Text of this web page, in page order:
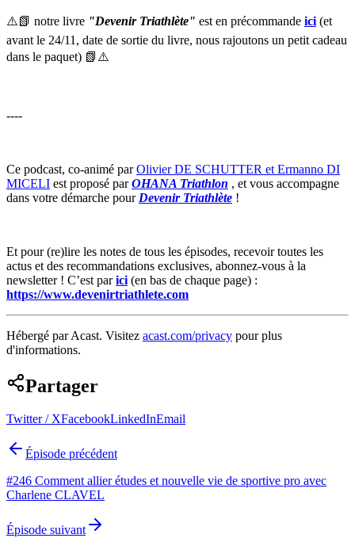
⚠️📗 notre livre "Devenir Triathlète" est en précommande ici (et
avant le 24/11, date de sortie du livre, nous rajoutons un petit cadeau
dans le paquet) 📗⚠️
----
Ce podcast, co-animé parOlivier DE SCHUTTER et Ermanno DI
MICELI est proposé parOHANA Triathlon , et vous accompagne
dans votre démarche pour Devenir Triathlète !
Et pour (re)lire les notes de tous les épisodes, recevoir toutes les
actus et des recommandations exclusives, abonnez-vous à la
newsletter ! C’est parici (en bas de chaque page) :
https://www.devenirtriathlete.com
Hébergé par Acast. Visitez acast.com/privacy pour plus
d'informations.
Partager
Twitter / XFacebookLinkedInEmail
Épisode précédent
#246 Comment allier études et nouvelle vie de sportive pro avec
Charlene CLAVEL
Épisode suivant